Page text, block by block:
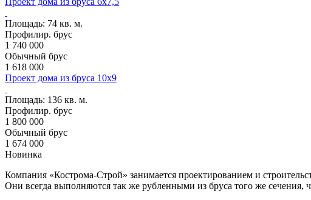
Площадь: 74 кв. м.
Профилир. брус
1 740 000
Обычный брус
1 618 000
Проект дома из бруса 10х9
Площадь: 136 кв. м.
Профилир. брус
1 800 000
Обычный брус
1 674 000
Новинка
Компания «Кострома-Строй» занимается проектированием и
Они всегда выполняются так же рубленными из бруса того же